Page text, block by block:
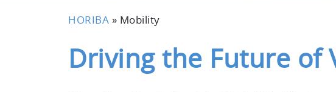
HORIBA » Mobility
Driving the Future of